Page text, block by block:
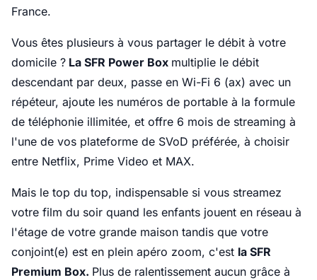
France.
Vous êtes plusieurs à vous partager le débit à votre
domicile ? La SFR Power Box multiplie le débit
descendant par deux, passe en Wi-Fi 6 (ax) avec un
répéteur, ajoute les numéros de portable à la formule
de téléphonie illimitée, et offre 6 mois de streaming à
l'une de vos plateforme de SVoD préférée, à choisir
entre Netflix, Prime Video et MAX.
Mais le top du top, indispensable si vous streamez
votre film du soir quand les enfants jouent en réseau à
l'étage de votre grande maison tandis que votre
conjoint(e) est en plein apéro zoom, c'est la SFR
Premium Box. Plus de ralentissement aucun grâce à